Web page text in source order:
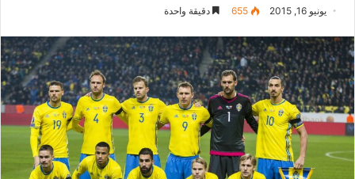
يونيو 16, 2015 655 دقيقة واحدة